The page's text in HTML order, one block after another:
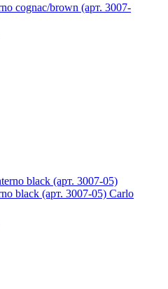
cognac/brown (арт. 3007-
black (арт. 3007-05) Carlo